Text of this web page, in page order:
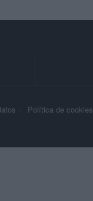
Política de cookies